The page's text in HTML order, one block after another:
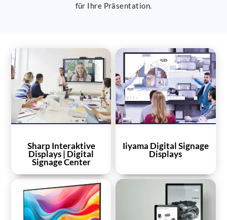
für Ihre Präsentation.
Sharp Interaktive
Displays | Digital
Signage Center
Iiyama Digital Signage
Displays